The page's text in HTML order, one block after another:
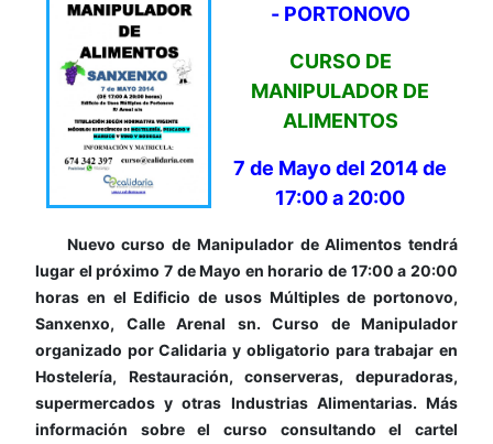
- PORTONOVO
CURSO DE
MANIPULADOR DE
ALIMENTOS
7 de Mayo del 2014 de
17:00 a 20:00
Nuevo curso de Manipulador de Alimentos tendrá
lugar el próximo 7 de Mayo en horario de 17:00 a 20:00
horas en el Edificio de usos Múltiples de portonovo,
Sanxenxo, Calle Arenal sn. Curso de Manipulador
organizado por Calidaria y obligatorio para trabajar en
Hostelería, Restauración, conserveras, depuradoras,
supermercados y otras Industrias Alimentarias. Más
información sobre el curso consultando el cartel